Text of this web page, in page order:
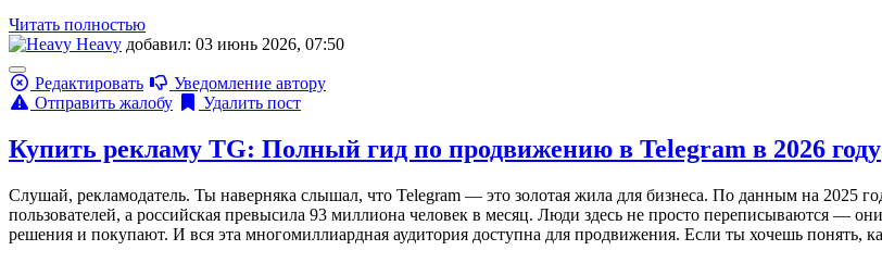
Читать полностью
Heavy добавил: 03 июнь 2026, 07:50
Редактировать
Уведомление автору
Отправить жалобу
Удалить пост
Купить рекламу TG: Полный гид по продвижению в Telegram в 2026 году
Слушай, рекламодатель. Ты наверняка слышал, что Telegram — это золотая жила для бизнеса. По данным на 2025
пользователей, а российская превысила 93 миллиона человек в месяц. Люди здесь не просто переписываются
решения и покупают. И вся эта многомиллиардная аудитория доступна для продвижения. Если ты хочешь понять,